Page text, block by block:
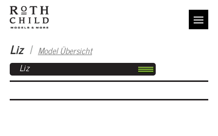
Liz I Model Übersicht
Liz